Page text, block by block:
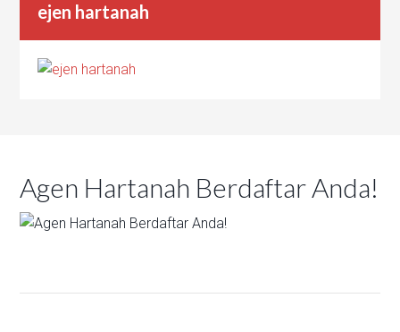
ejen hartanah
Agen Hartanah Berdaftar Anda!